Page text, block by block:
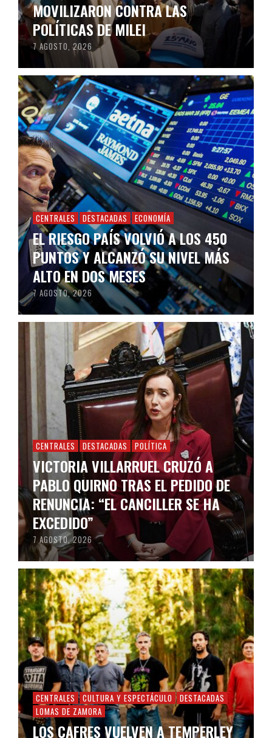
MOVILIZARON CONTRA LAS
POLÍTICAS DE MILEI
7 AGOSTO, 2026
CENTRALES DESTACADAS ECONOMÍA
EL RIESGO PAÍS VOLVIÓ A LOS 450
PUNTOS Y ALCANZÓ SU NIVEL MÁS
ALTO EN DOS MESES
7 AGOSTO, 2026
CENTRALES DESTACADAS POLÍTICA
VICTORIA VILLARRUEL CRUZÓ A
PABLO QUIRNO TRAS EL PEDIDO DE
RENUNCIA: “EL CANCILLER SE HA
EXCEDIDO”
7 AGOSTO, 2026
CENTRALES CULTURA Y ESPECTÁCULO
DESTACADAS
LOMAS DE ZAMORA
LOS CAFRES VUELVEN A TEMPERLEY